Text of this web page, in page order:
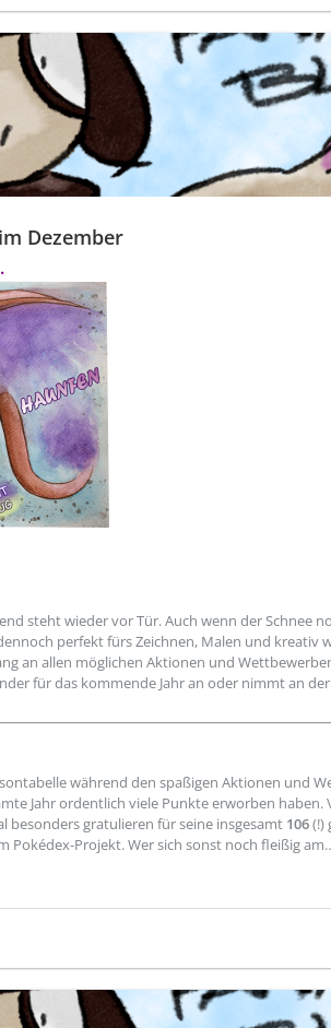
Dezember
steht wieder vor Tür. Auch wenn der Schnee
perfekt fürs Zeichnen, Malen und kreativ
an allen möglichen Aktionen und
für das kommende Jahr an oder nimmt an
während den spaßigen Aktionen und
Jahr ordentlich viele Punkte erworben haben.
besonders gratulieren für seine insgesamt 106(!)
Pokédex-Projekt. Wer sich sonst noch fleißig